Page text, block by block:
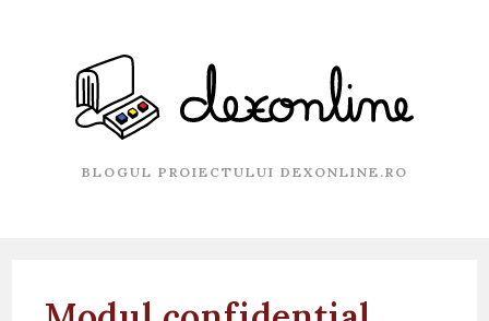
BLOGUL PROIECTULUI DEXONLINE.RO